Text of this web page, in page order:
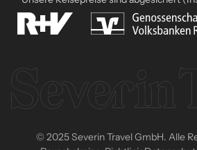
© 2025 Severin Travel GmbH. Alle